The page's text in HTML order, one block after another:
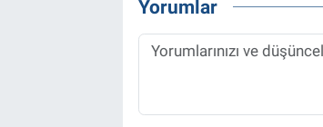
Yorumlar